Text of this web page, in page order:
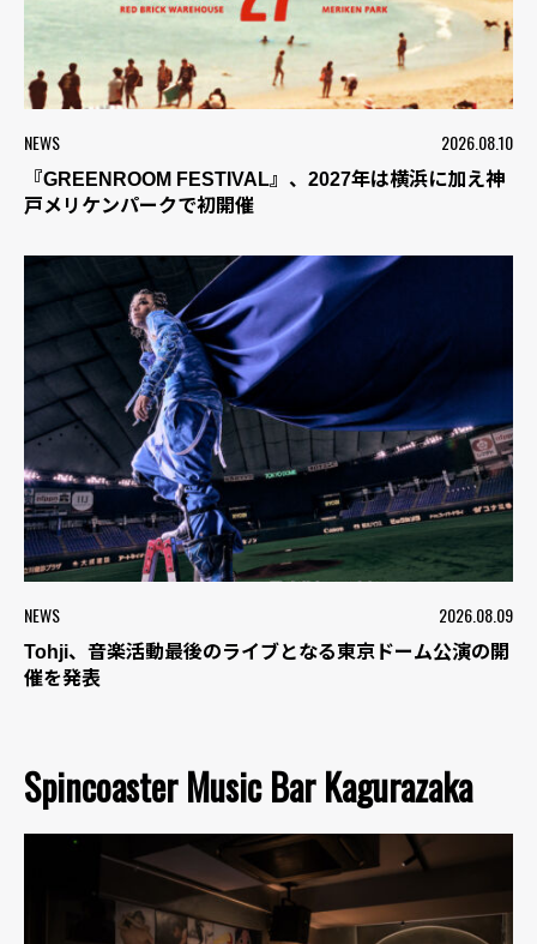
NEWS 2026.08.10
『GREENROOM FESTIVAL』、2027年は横浜に加え神
戸メリケンパークで初開催
NEWS 2026.08.09
Tohji、音楽活動最後のライブとなる東京ドーム公演の開
催を発表
Spincoaster Music Bar Kagurazaka